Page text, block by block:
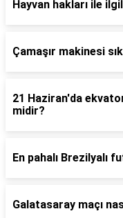
Hayvan hakları ile
Çamaşır makinesi
21 Haziran'da
midir?
En pahalı Brezilyalı
Galatasaray maçı